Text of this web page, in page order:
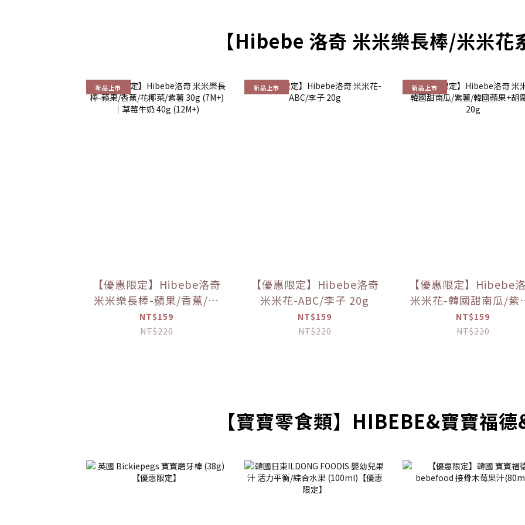
【Hibebe 洛奇 米米樂長棒/米米花
新品上市
【優惠限定】Hibebe洛奇
米米樂長棒-蘋果/香蕉/花
椰菜/紫薯 30g (7M+)｜草
莓牛奶 40g (12M+)
NT$159
NT$220
新品上市
【優惠限定】Hibebe洛奇
米米花-ABC/李子 20g
NT$159
NT$220
新品上市
【優惠限定】Hibebe
米米花-韓國甜南瓜/紫
韓國蘋果+胡蘿蔔
NT$159
NT$220
【寶寶零食類】HIBEBE&寶寶福